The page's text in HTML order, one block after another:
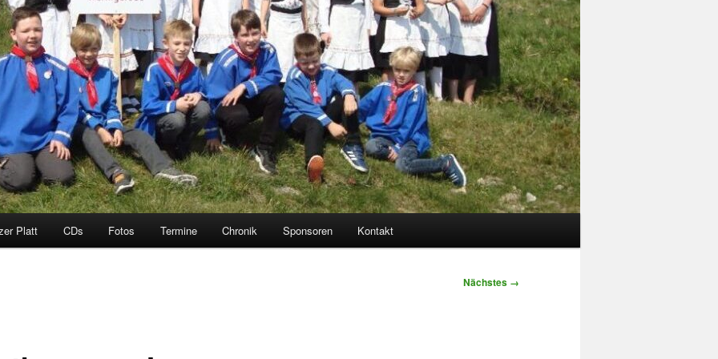
Platt CDs Fotos Termine Chronik Sponsoren Kontakt
Nächstes →